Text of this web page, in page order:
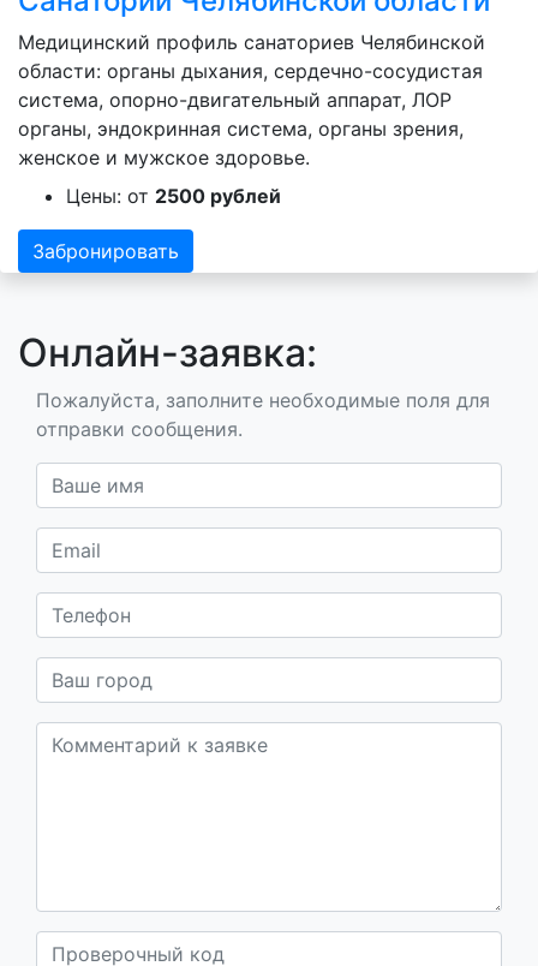
Медицинский профиль санаториев Челябинской
области: органы дыхания, сердечно-сосудистая
система, опорно-двигательный аппарат, ЛОР
органы, эндокринная система, органы зрения,
женское и мужское здоровье.
Цены: от 2500 рублей
Забронировать
Онлайн-заявка:
Пожалуйста, заполните необходимые поля для
отправки сообщения.